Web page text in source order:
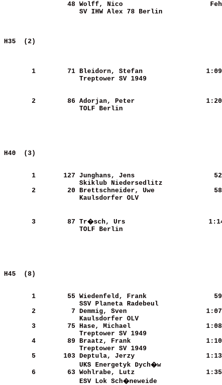
       48
Wolff, Nico
SV IHW Alex 78 Berlin
H35
       1
       71
Bleidorn, Stefan
Treptower SV 1949
       2
       86
Adorjan, Peter
TOLF Berlin
H40
       1
      127
Junghans, Jens
Skiklub Niedersedlitz
       2
       20
Brettschneider, Uwe
Kaulsdorfer OLV
       3
       87
Tr�sch, Urs
TOLF Berlin
H45
       1
       55
Wiedenfeld, Frank
SSV Planeta Radebeul
       2
        7
Demmig, Sven
Kaulsdorfer OLV
       3
       75
Hase, Michael
Treptower SV 1949
       4
       89
Braatz, Frank
Treptower SV 1949
       5
      103
Deptula, Jerzy
UKS Energetyk Dych�w
       6
       63
Wohlrabe, Lutz
ESV Lok Sch�neweide